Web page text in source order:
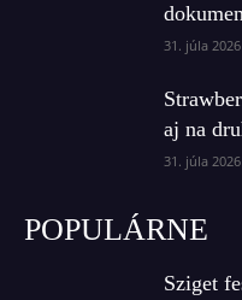
31. júla 2026
aj na
31. júla 2026
POPULÁRNE
Sziget